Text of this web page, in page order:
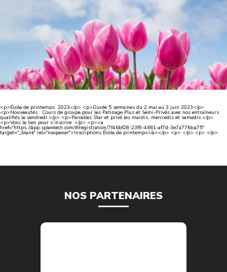
<p>École de printemps 2023</p> <p>Durée 5 semaines du 2 mai au 3 juin 2023</p>
<p>Nouveautés : Cours de groupe pour les Patinage Plus et Semi-Privés avec nos entraîneurs
qualifiés le vendredi.</p> <p>Parcelles Star et privé les mardis, mercredis et samedis.</p>
<p>Voici le lien pour s’inscrire :</p> <p><a
href="https://app.splextech.com/#/registration/7f46bf28-23f9-4661-af7d-3e7a77fdca75"
target="_blank" rel="noopener">Inscriptions École de printemps</a></p> <p> </p> <p> </p>
NOS PARTENAIRES